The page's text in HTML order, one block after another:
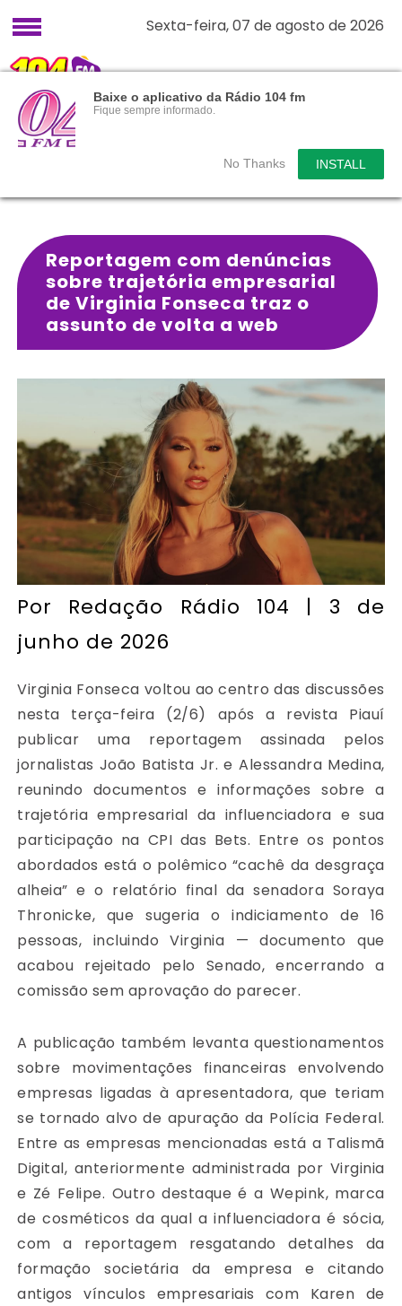
Baixe o aplicativo da Rádio 104 fm
Fique sempre informado.
No Thanks INSTALL
Sexta-feira, 07 de agosto de 2026
Reportagem com denúncias
sobre trajetória empresarial
de Virginia Fonseca traz o
assunto de volta a web
Por Redação Rádio 104 | 3 de
junho de 2026
Virginia Fonseca voltou ao centro das discussões
nesta terça-feira (2/6) após a revista Piauí
publicar uma reportagem assinada pelos
jornalistas João Batista Jr. e Alessandra Medina,
reunindo documentos e informações sobre a
trajetória empresarial da influenciadora e sua
participação na CPI das Bets. Entre os pontos
abordados está o polêmico “cachê da desgraça
alheia” e o relatório final da senadora Soraya
Thronicke, que sugeria o indiciamento de 16
pessoas, incluindo Virginia — documento que
acabou rejeitado pelo Senado, encerrando a
comissão sem aprovação do parecer.
A publicação também levanta questionamentos
sobre movimentações financeiras envolvendo
empresas ligadas à apresentadora, que teriam
se tornado alvo de apuração da Polícia Federal.
Entre as empresas mencionadas está a Talismã
Digital, anteriormente administrada por Virginia
e Zé Felipe. Outro destaque é a Wepink, marca
de cosméticos da qual a influenciadora é sócia,
com a reportagem resgatando detalhes da
formação societária da empresa e citando
antigos vínculos empresariais com Karen de